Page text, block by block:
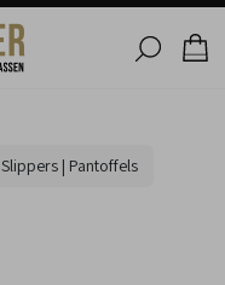
Slippers | Pantoffels